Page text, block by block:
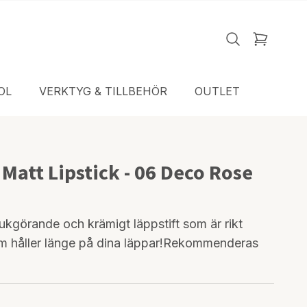
VERKTYG & TILLBEHÖR OUTLET
Lipstick - 06 Deco Rose
och krämigt läppstift som är rikt
håller länge på dina läppar!Rekommenderas